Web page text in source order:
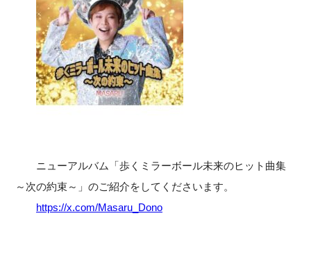
ニューアルバム「歩くミラーボール未来のヒット曲集
～次の約束～」のご紹介をしてくださいます。
https://x.com/Masaru_Dono